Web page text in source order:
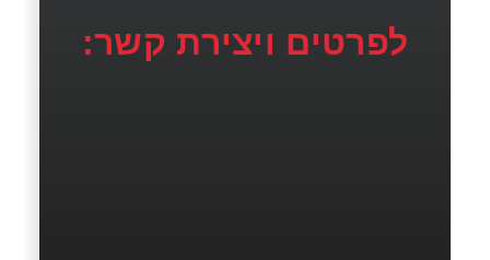
לפרטים ויצירת קשר: